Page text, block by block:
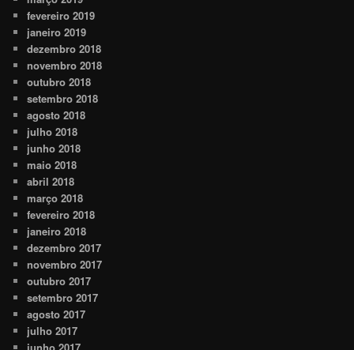
fevereiro 2019
janeiro 2019
dezembro 2018
novembro 2018
outubro 2018
setembro 2018
agosto 2018
julho 2018
junho 2018
maio 2018
abril 2018
março 2018
fevereiro 2018
janeiro 2018
dezembro 2017
novembro 2017
outubro 2017
setembro 2017
agosto 2017
julho 2017